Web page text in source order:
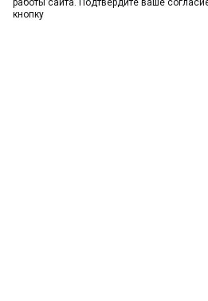
работы сайта. Подтвердите ваше
кнопку